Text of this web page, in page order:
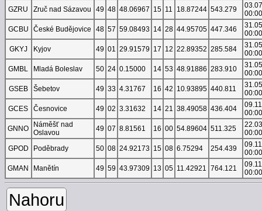
GZRU
Zruč nad Sázavou 49 48 48.06967 15 11 18.87244 543.279
00:00
GCBU
České Budějovice 48 57 59.08493 14 28 44.95705 447.346
00:00
GKYJ
Kyjov 49 01 29.91579 17 12 22.89352 285.584
00:00
GMBL
Mladá Boleslav 50 24 0.15000 14 53 48.91886 283.910
00:00
GSEB
Šebetov 49 33 4.31767 16 42 10.93895 440.811
00:00
GCES
Česnovice 49 02 3.31632 14 21 38.49058 436.404
00:00
GNNO
Náměšť nad
Oslavou
49 07 8.81561 16 00 54.89604 511.325
00:00
GPOD
Poděbrady 50 08 24.92173 15 08 6.75294 254.439
00:00
GMAN
Manětín 49 59 43.97309 13 05 11.42921 764.121
00:00
Nahoru